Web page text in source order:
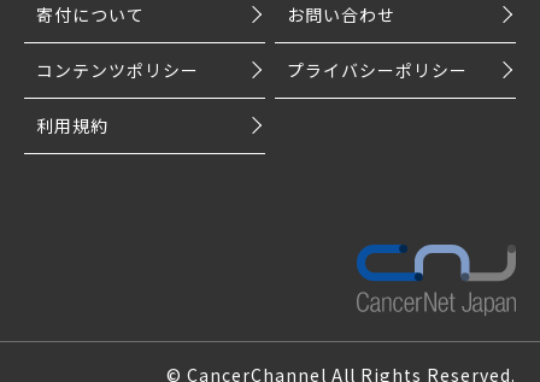
寄付について お問い合わせ
コンテンツポリシー プライバシーポリシー
利用規約
© CancerChannel All Rights Reserved.